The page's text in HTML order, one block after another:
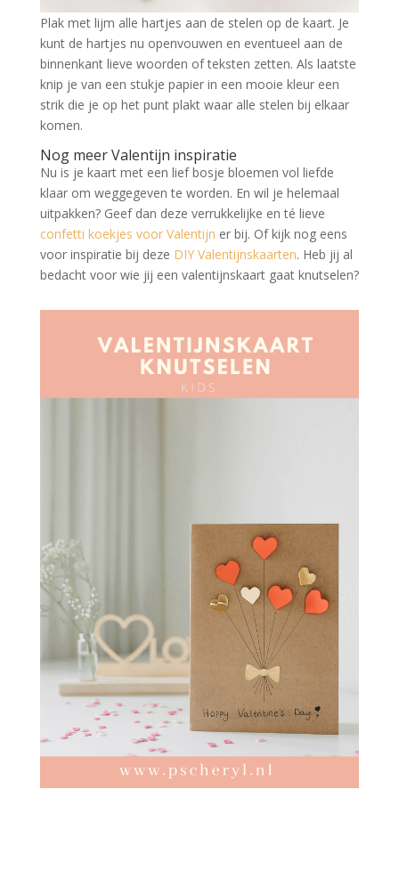
Plak met lijm alle hartjes aan de stelen op de kaart. Je
kunt de hartjes nu openvouwen en eventueel aan de
binnenkant lieve woorden of teksten zetten. Als laatste
knip je van een stukje papier in een mooie kleur een
strik die je op het punt plakt waar alle stelen bij elkaar
komen.
Nog meer Valentijn inspiratie
Nu is je kaart met een lief bosje bloemen vol liefde
klaar om weggegeven te worden. En wil je helemaal
uitpakken? Geef dan deze verrukkelijke en té lieve
confetti koekjes voor Valentijn er bij. Of kijk nog eens
voor inspiratie bij deze DIY Valentijnskaarten. Heb jij al
bedacht voor wie jij een valentijnskaart gaat knutselen?